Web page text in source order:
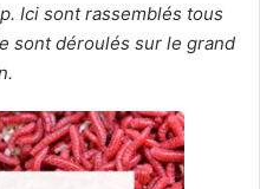
Ici sont rassemblés tous
sont déroulés sur le grand